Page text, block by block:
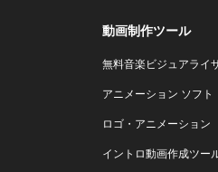
動画制作ツール
無料音楽ビジュアライ
アニメーション ソフト
ロゴ・アニメーション
イントロ動画作成ツー